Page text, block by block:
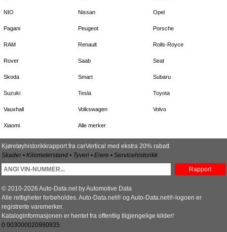
NIO Nissan Opel
Pagani Peugeot Porsche
RAM Renault Rolls-Royce
Rover Saab Seat
Skoda Smart Subaru
Suzuki Tesla Toyota
Vauxhall Volkswagen Volvo
Xiaomi Alle merker
Kjøretøyhistorikkrapport fra carVertical med ekstra 20% rabatt
Skader • Kilometerstand • Tyveri • Eiere • Servicehistorikk
Rapport
© 2010-2026 Auto-Data.net by Automotive Data
Alle rettigheter forbeholdes. Auto-Data.net® og Auto-Data.net®-logoen er
registrerte varemerker.
Kataloginformasjonen er hentet fra offentlig tilgjengelige kilder!
0.003000020980835